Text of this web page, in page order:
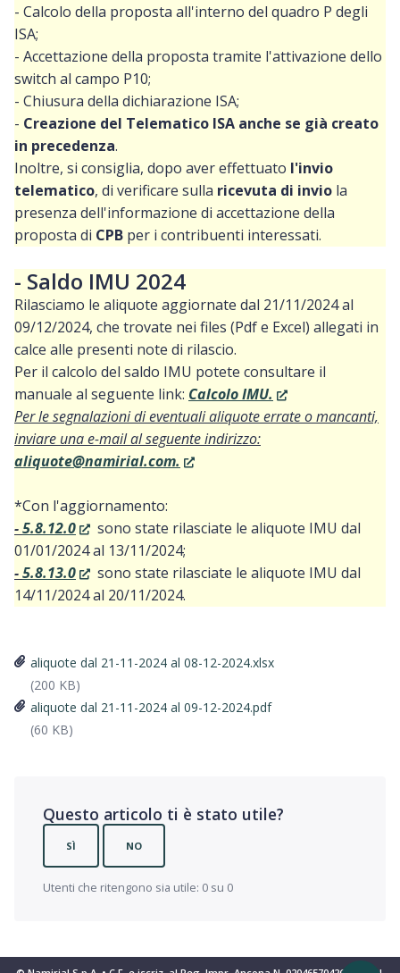
- Calcolo della proposta all'interno del quadro P degli
ISA;
- Accettazione della proposta tramite l'attivazione dello
switch al campo P10;
- Chiusura della dichiarazione ISA;
- Creazione del Telematico ISA anche se già creato
in precedenza.
Inoltre, si consiglia, dopo aver effettuato l'invio
telematico, di verificare sulla ricevuta di invio la
presenza dell'informazione di accettazione della
proposta di CPB per i contribuenti interessati.
- Saldo IMU 2024
Rilasciamo le aliquote aggiornate dal 21/11/2024 al
09/12/2024, che trovate nei files (Pdf e Excel) allegati in
calce alle presenti note di rilascio.
Per il calcolo del saldo IMU potete consultare il
manuale al seguente link: Calcolo IMU.
Per le segnalazioni di eventuali aliquote errate o mancanti,
inviare una e-mail al seguente indirizzo:
aliquote@namirial.com.
*Con l'aggiornamento:
-5.8.12.0
sono state rilasciate le aliquote IMU dal
01/01/2024 al 13/11/2024;
-5.8.13.0
sono state rilasciate le aliquote IMU dal
14/11/2024 al 20/11/2024.
aliquote dal 21-11-2024 al 08-12-2024.xlsx
(200 KB)
aliquote dal 21-11-2024 al 09-12-2024.pdf
(60 KB)
Questo articolo ti è stato utile?
SÌ NO
Utenti che ritengono sia utile: 0 su 0